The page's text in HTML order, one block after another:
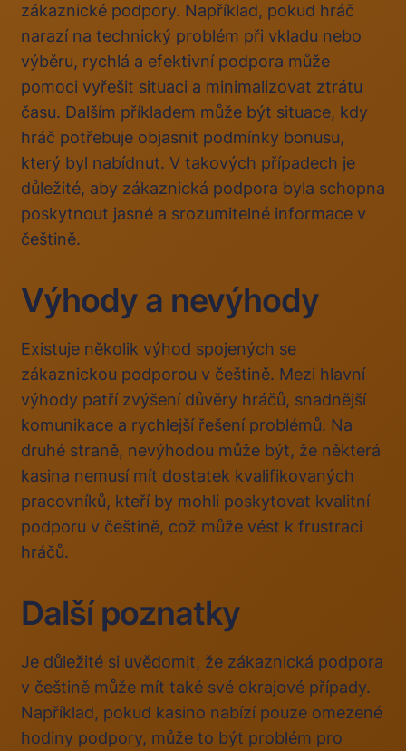
zákaznické podpory. Například, pokud hráč
narazí na technický problém při vkladu nebo
výběru, rychlá a efektivní podpora může
pomoci vyřešit situaci a minimalizovat ztrátu
času. Dalším příkladem může být situace, kdy
hráč potřebuje objasnit podmínky bonusu,
který byl nabídnut. V takových případech je
důležité, aby zákaznická podpora byla schopna
poskytnout jasné a srozumitelné informace v
češtině.
Výhody a nevýhody
Existuje několik výhod spojených se
zákaznickou podporou v češtině. Mezi hlavní
výhody patří zvýšení důvěry hráčů, snadnější
komunikace a rychlejší řešení problémů. Na
druhé straně, nevýhodou může být, že některá
kasina nemusí mít dostatek kvalifikovaných
pracovníků, kteří by mohli poskytovat kvalitní
podporu v češtině, což může vést k frustraci
hráčů.
Další poznatky
Je důležité si uvědomit, že zákaznická podpora
v češtině může mít také své okrajové případy.
Například, pokud kasino nabízí pouze omezené
hodiny podpory, může to být problém pro